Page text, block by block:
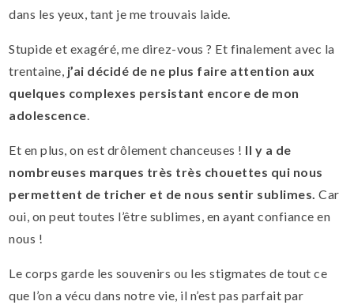
dans les yeux, tant je me trouvais laide.
Stupide et exagéré, me direz-vous ? Et finalement avec la
trentaine, j’ai décidé de ne plus faire attention aux
quelques complexes persistant encore de mon
adolescence.
Et en plus, on est drôlement chanceuses ! Il y a de
nombreuses marques très très chouettes qui nous
permettent de tricher et de nous sentir sublimes. Car
oui, on peut toutes l’être sublimes, en ayant confiance en
nous !
Le corps garde les souvenirs ou les stigmates de tout ce
que l’on a vécu dans notre vie, il n’est pas parfait par